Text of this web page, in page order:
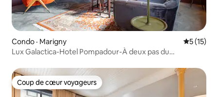
Condo · Marigny Note
5 (15)
Lux Galactica-Hotel Pompadour-À deux pas du
Coup de cœur voyageurs
Coup de cœur voyageurs